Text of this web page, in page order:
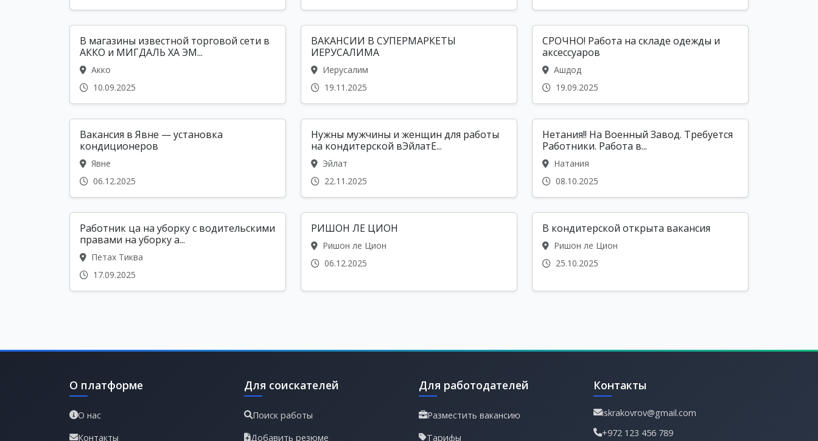
В магазины известной торговой сети в
АККО и МИГДАЛЬ ХА ЭМ...
Акко
10.09.2025
ВАКАНСИИ В СУПЕРМАРКЕТЫ
ИЕРУСАЛИМА
Иерусалим
19.11.2025
СРОЧНО! Работа на складе одежды и
аксессуаров
Ашдод
19.09.2025
Вакансия в Явне — установка
кондиционеров
Явне
06.12.2025
Нужны мужчины и женщин для работы
на кондитерской вЭйлатЕ...
Эйлат
22.11.2025
Нетания!! На Военный Завод. Требуется
Работники. Работа в...
Натания
08.10.2025
Работник ца на уборку с водительскими
правами на уборку а...
Петах Тиква
17.09.2025
РИШОН ЛЕ ЦИОН
Ришон ле Цион
06.12.2025
В кондитерской открыта вакансия
Ришон ле Цион
25.10.2025
О платформе
О нас
Контакты
Для соискателей
Поиск работы
Добавить резюме
Для работодателей
Разместить вакансию
Тарифы
Контакты
iskrakovrov@gmail.com
+972 123 456 789